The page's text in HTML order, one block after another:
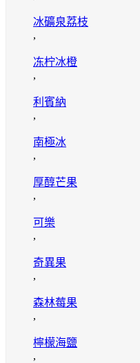
冰礦泉荔枝
,
冻柠冰橙
,
利賓納
,
南極冰
,
厚醇芒果
,
可樂
,
奇異果
,
森林莓果
,
檸檬海鹽
,